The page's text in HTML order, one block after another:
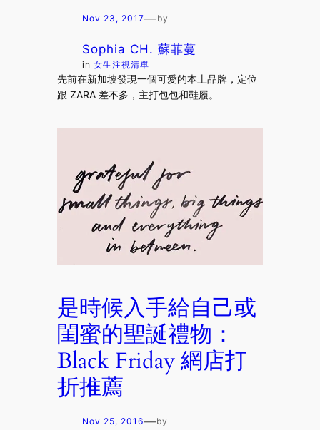
Nov 23, 2017—by
Sophia CH. 蘇菲蔓
in女生注視清單
先前在新加坡發現一個可愛的本土品牌，定位
跟 ZARA 差不多，主打包包和鞋履。
是時候入手給自己或
閨蜜的聖誕禮物：
Black Friday 網店打
折推薦
Nov 25, 2016—by